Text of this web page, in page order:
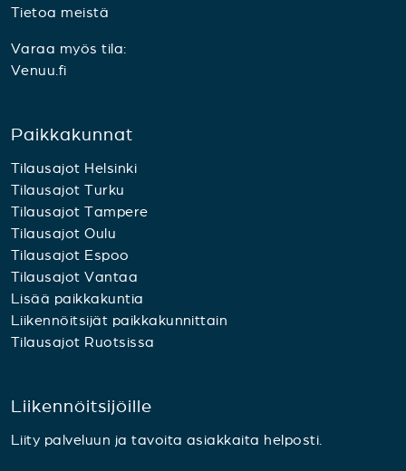
Tietoa meistä
Varaa myös tila:
Venuu.fi
Paikkakunnat
Tilausajot Helsinki
Tilausajot Turku
Tilausajot Tampere
Tilausajot Oulu
Tilausajot Espoo
Tilausajot Vantaa
Lisää paikkakuntia
Liikennöitsijät paikkakunnittain
Tilausajot Ruotsissa
Liikennöitsijöille
Liity palveluun ja tavoita asiakkaita helposti.